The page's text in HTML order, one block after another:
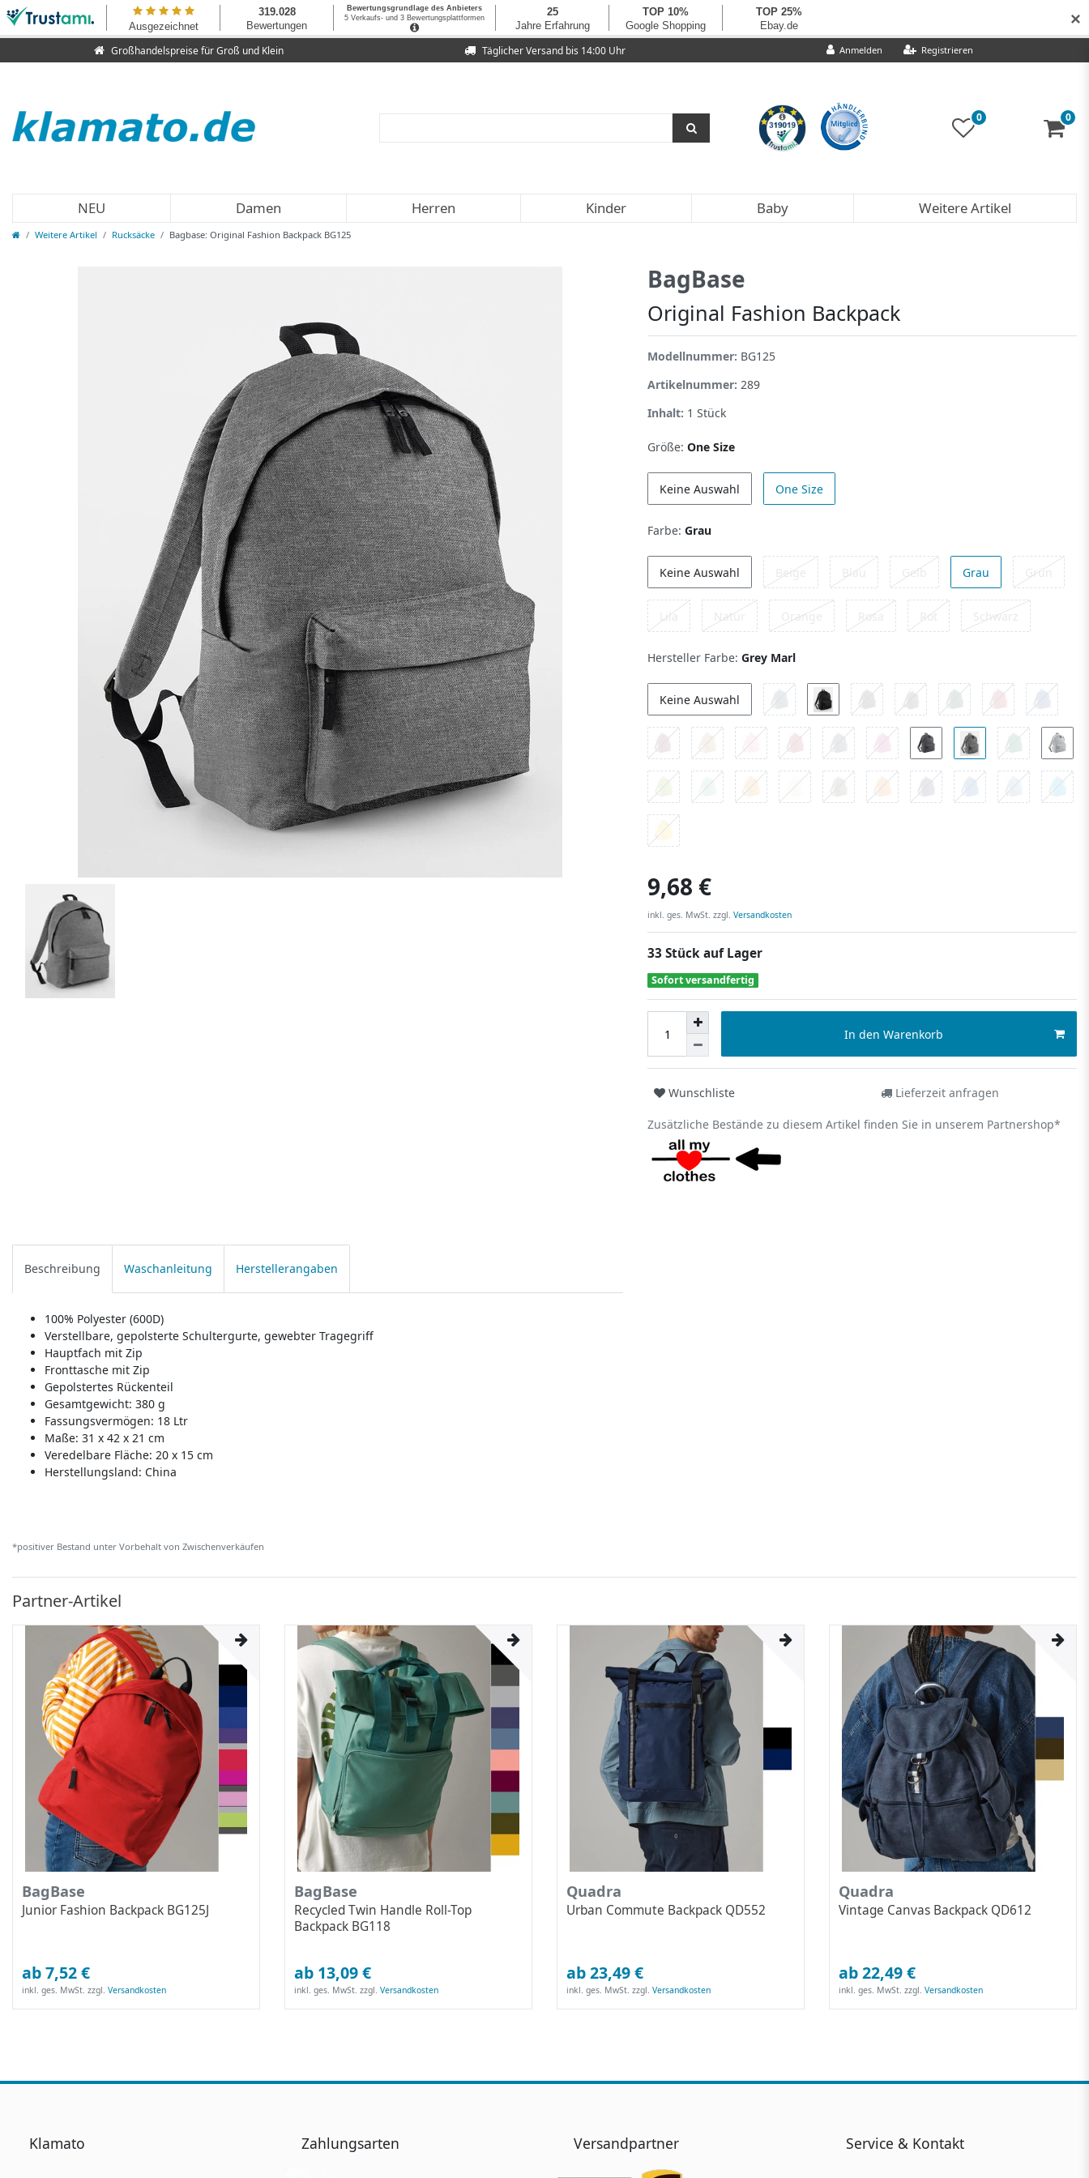
Anmelden Registrieren
Täglicher Versand bis 14:00 Uhr
Großhandelspreise für Groß und Klein
0 0
NEU Damen Herren Kinder Baby Weitere Artikel
Weitere Artikel Rucksäcke Bagbase: Original Fashion Backpack BG125
BagBase
Original Fashion Backpack
Modellnummer: BG125
Artikelnummer: 289
Inhalt: 1 Stück
Größe: One Size
Keine Auswahl One Size
Farbe: Grau
Keine Auswahl Beige Blau Gelb Grau Grün
Lila Natur Orange Rosa Rot Schwarz
Hersteller Farbe: Grey Marl
Keine Auswahl
9,68 €
inkl. ges. MwSt. zzgl. Versandkosten
33 Stück auf Lager
Sofort versandfertig
In den Warenkorb
Wunschliste Lieferzeit anfragen
Zusätzliche Bestände zu diesem Artikel finden Sie in unserem Partnershop*
Beschreibung Waschanleitung Herstellerangaben
100% Polyester (600D)
Verstellbare, gepolsterte Schultergurte, gewebter Tragegriff
Hauptfach mit Zip
Fronttasche mit Zip
Gepolstertes Rückenteil
Gesamtgewicht: 380 g
Fassungsvermögen: 18 Ltr
Maße: 31 x 42 x 21 cm
Veredelbare Fläche: 20 x 15 cm
Herstellungsland: China
*positiver Bestand unter Vorbehalt von Zwischenverkäufen
Partner-Artikel
BagBase
Junior Fashion Backpack BG125J
ab 7,52 €
inkl. ges. MwSt. zzgl.Versandkosten
BagBase
Recycled Twin Handle Roll-Top
Backpack BG118
ab 13,09 €
inkl. ges. MwSt. zzgl.Versandkosten
Quadra
Urban Commute Backpack QD552
ab 23,49 €
inkl. ges. MwSt. zzgl.Versandkosten
Quadra
Vintage Canvas Backpack QD612
ab 22,49 €
inkl. ges. MwSt. zzgl.Versandkosten
Klamato Zahlungsarten Versandpartner Service & Kontakt
✕